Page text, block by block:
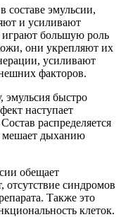
составе эмульсии,
и усиливают
играют большую роль
они укрепляют их
усиливают
факторов.
эмульсия быстро
наступает
распределяется
мешает дыханию
обещает
отсутствие синдромов
Также это
клеток.